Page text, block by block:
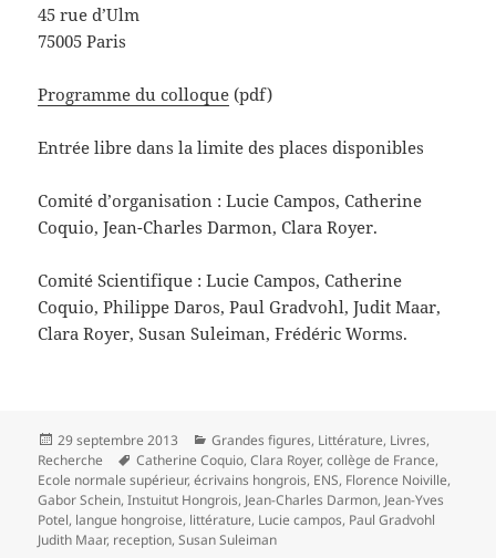
45 rue d’Ulm
75005 Paris
Programme du colloque (pdf)
Entrée libre dans la limite des places disponibles
Comité d’organisation : Lucie Campos, Catherine
Coquio, Jean-Charles Darmon, Clara Royer.
Comité Scientifique : Lucie Campos, Catherine
Coquio, Philippe Daros, Paul Gradvohl, Judit Maar,
Clara Royer, Susan Suleiman, Frédéric Worms.
Publié
le
29 septembre 2013 Catégories
Grandes figures, Littérature, Livres,
Recherche
Mots-
clés
Catherine Coquio,Clara Royer,collège de France,
Ecole normale supérieur,écrivains hongrois, ENS, Florence Noiville,
Gabor Schein,Instuitut Hongrois, Jean-Charles Darmon, Jean-Yves
Potel, langue hongroise, littérature, Lucie campos, Paul Gradvohl
Judith Maar, reception,Susan Suleiman